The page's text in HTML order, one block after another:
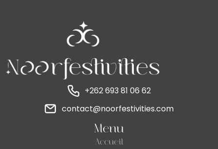
+262 693 81 06 62
contact@noorfestivities.com
Menu
Accueil